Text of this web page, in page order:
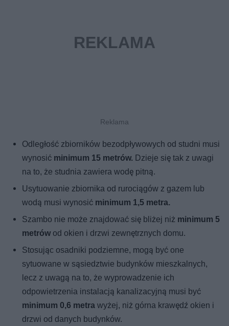
Odległość zbiorników bezodpływowych od studni musi
wynosić minimum 15 metrów. Dzieje się tak z uwagi
na to, że studnia zawiera wodę pitną.
Usytuowanie zbiornika od rurociągów z gazem lub
wodą musi wynosić minimum 1,5 metra.
Szambo nie może znajdować się bliżej niż minimum 5
metrów od okien i drzwi zewnętrznych domu.
Stosując osadniki podziemne, mogą być one
sytuowane w sąsiedztwie budynków mieszkalnych,
lecz z uwagą na to, że wyprowadzenie ich
odpowietrzenia instalacją kanalizacyjną musi być
minimum 0,6 metra wyżej, niż górna krawędź okien i
drzwi od danych budynków.